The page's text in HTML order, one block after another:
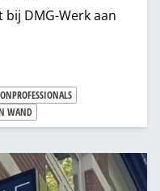
DMG-Werk aan
WAND